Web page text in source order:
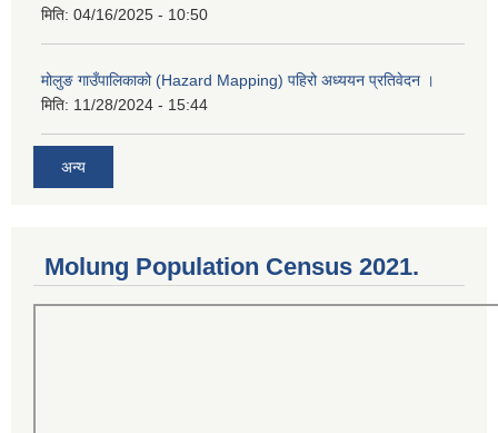
मिति: 04/16/2025 - 10:50
मोलुङ गाउँपालिकाको (Hazard Mapping) पहिरो अध्ययन प्रतिवेदन ।
मिति: 11/28/2024 - 15:44
अन्य
Molung Population Census 2021.